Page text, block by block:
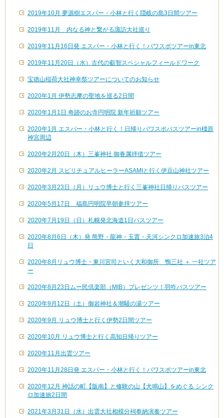
2019年10月 夢源樹エスパー・小林と行く隠岐の島3日間ツアー
2019年11月 内なる神と繋がる諏訪大社巡り
2019年11月16日発 エスパー・小林と行く！パワスポツアーin東北
2019年11月20日（水）古代の叡智スペシャルフィールドワーク
宝徳山稲荷大社神幸祭ツアーについてのお知らせ
2020年1月 伊勢志摩の聖地を巡る2日間
2020年1月1日 奇跡のお寺円明院 新年祈願ツアー
2020年1月 エスパー・小林と行く！日帰りパワスポバスツアーin橿原
神宮周辺
2020年2月20日（木）三峯神社 御眷属拝借ツアー
2020年2月 スピリチュアルヒーラーASAMIと行く伊豆山神社ツアー
2020年3月23日（月）リュウ博士と行く三峯神社日帰りバスツアー
2020年5月17日 福島円明院早朝参拝ツアー
2020年7月19日（日）札幌発北海道1日バスツアー
2020年8月6日（木）発 熊野・龍神・玉置・天河シンクロ加速旅3泊4
日
2020年8月リュウ博士・東川宮司といく大和御所 鴨三社 ＋ 一社ツア
ー
2020年8月23日ムー民倶楽部（MIB）プレゼンツ！羽咋バスツアー
2020年9月12日（土）御岩神社＆潮騒の湯ツアー
2020年9月 リュウ博士と行く伊勢2日間ツアー
2020年10月 リュウ博士と行く高知日帰りツアー
2020年11月出雲ツアー
2020年11月28日発 エスパー・小林と行く！パワスポツアーin東北
2020年12月 神話の町【阪南】と修験の山【犬鳴山】をめぐる シンク
ロ加速旅2日間
2021年3月31日（水）出雲大社相模分祠奉納演奏ツアー